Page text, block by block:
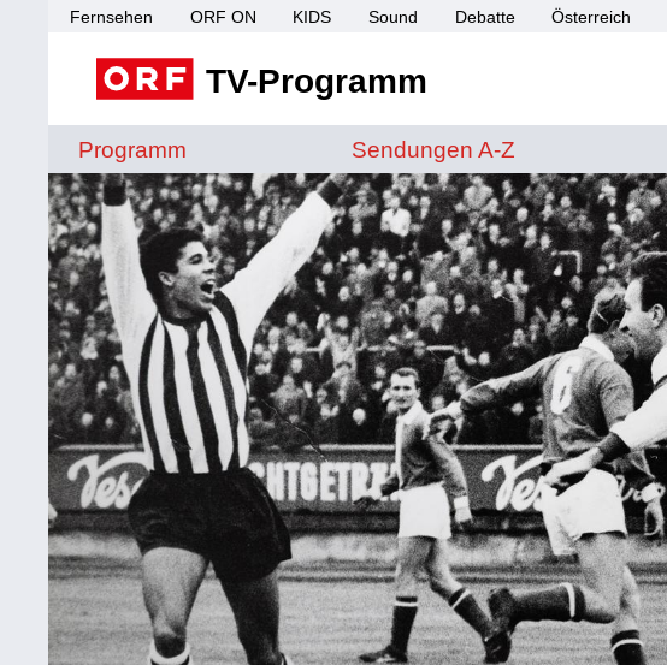
Fernsehen ORF ON KIDS Sound Debatte Österreich
TV-Programm
Programm Sendungen von A bis Z
Sendungen A-Z